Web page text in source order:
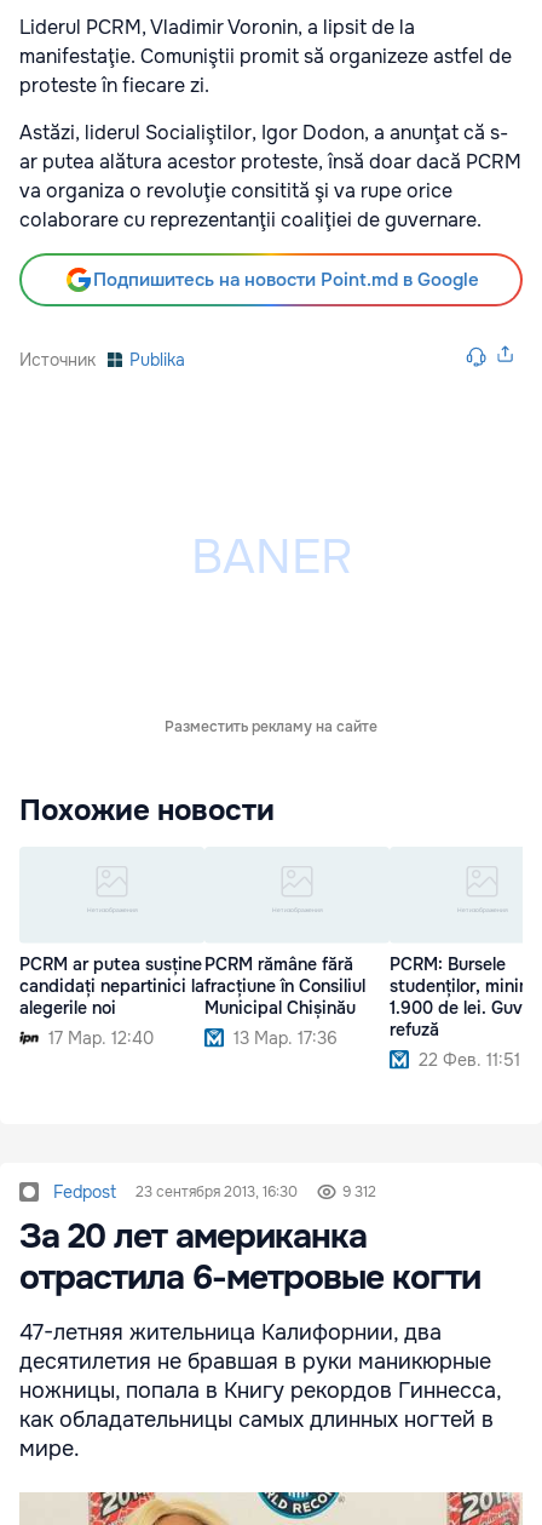
Liderul PCRM, Vladimir Voronin, a lipsit de la
manifestaţie. Comuniştii promit să organizeze astfel de
proteste în fiecare zi.
Astăzi, liderul Socialiştilor, Igor Dodon, a anunţat că s-
ar putea alătura acestor proteste, însă doar dacă PCRM
va organiza o revoluţie consitită şi va rupe orice
colaborare cu reprezentanţii coaliţiei de guvernare.
Подпишитесь на новости Point.md в Google
Источник Publika
Разместить рекламу на сайте
Похожие новости
PCRM ar putea susține
candidați nepartinici la
alegerile noi
17 Мар. 12:40
PCRM rămâne fără
fracțiune în Consiliul
Municipal Chișinău
13 Мар. 17:36
PCRM: Bursele
studenților,
1.900 de lei.
refuză
22 Фев. 11:51
Fedpost 23 сентября 2013, 16:30 9 312
За 20 лет американка
отрастила 6-метровые когти
47-летняя жительница Калифорнии, два
десятилетия не бравшая в руки маникюрные
ножницы, попала в Книгу рекордов Гиннесса,
как обладательницы самых длинных ногтей в
мире.